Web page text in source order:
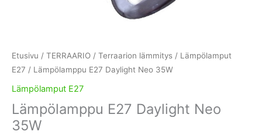
Etusivu / TERRAARIO / Terraarion lämmitys / Lämpölamput
E27 / Lämpölamppu E27 Daylight Neo 35W
Lämpölamput E27
Lämpölamppu E27 Daylight Neo
35W